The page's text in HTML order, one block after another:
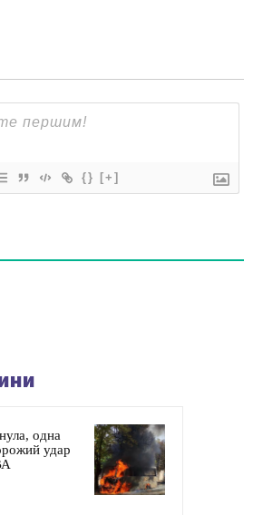
{} [+]
одна
удар